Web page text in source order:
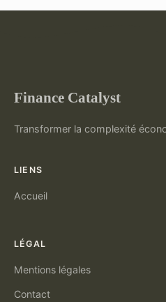
Finance Catalyst
Transformer la complexité
LIENS
Accueil
LÉGAL
Mentions légales
Contact